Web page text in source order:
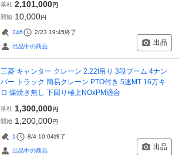
落札 2,101,000円
開始 10,000円
346 2/23 19:45終了
出品中の商品 出品
三菱 キャンター クレーン 2.22t吊り 3段ブーム 4ナン
バー トラック 簡易クレーン PTO付き 5速MT 16万キ
ロ 煤焼き無し 下回り極上NOxPM適合
落札 1,300,000円
開始 1,200,000円
1 8/4 10:04終了
出品中の商品 出品